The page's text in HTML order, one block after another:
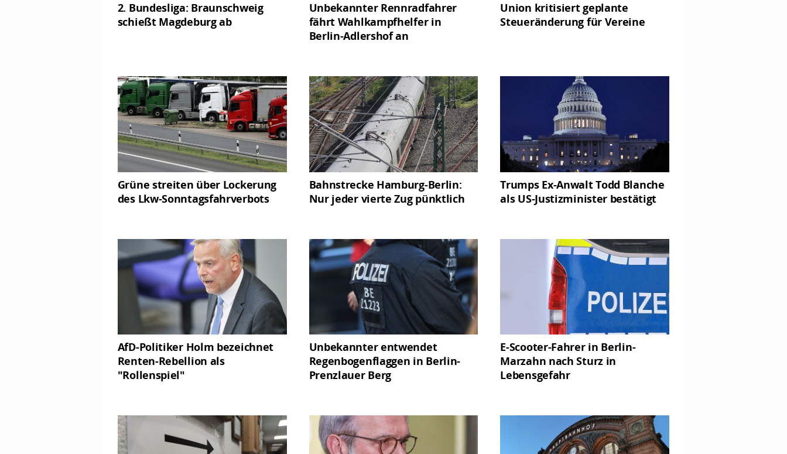
2. Bundesliga: Braunschweig
schießt Magdeburg ab
Unbekannter Rennradfahrer
fährt Wahlkampfhelfer in
Berlin-Adlershof an
Union kritisiert geplante
Steueränderung für Vereine
Grüne streiten über Lockerung
des Lkw-Sonntagsfahrverbots
Bahnstrecke Hamburg-Berlin:
Nur jeder vierte Zug pünktlich
Trumps Ex-Anwalt Todd Blanche
als US-Justizminister bestätigt
AfD-Politiker Holm bezeichnet
Renten-Rebellion als
"Rollenspiel"
Unbekannter entwendet
Regenbogenflaggen in Berlin-
Prenzlauer Berg
E-Scooter-Fahrer in Berlin-
Marzahn nach Sturz in
Lebensgefahr